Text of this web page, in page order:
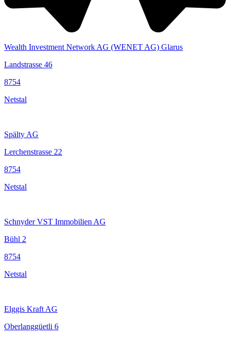
Wealth Investment Network AG (WENET AG) Glarus
Landstrasse 46
8754
Netstal
Spälty AG
Lerchenstrasse 22
8754
Netstal
Schnyder VST Immobilien AG
Bühl 2
8754
Netstal
Elggis Kraft AG
Oberlanggüetli 6